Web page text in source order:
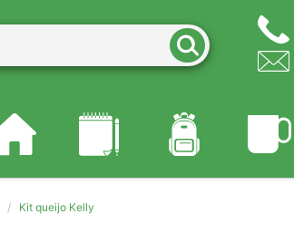
Kit queijo Kelly